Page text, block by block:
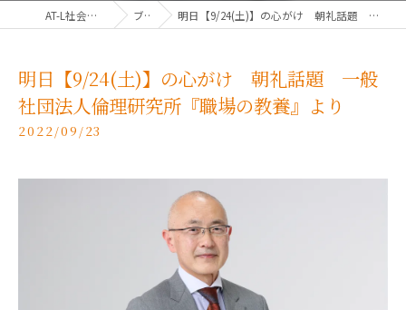
AT-L社会保険労務士法人 ブログ 明日【9/24(土)】の心がけ 朝礼話題 一般社団法人倫理研究所『職場の教養』より
明日【9/24(土)】の心がけ 朝礼話題 一般
社団法人倫理研究所『職場の教養』より
2022/09/23